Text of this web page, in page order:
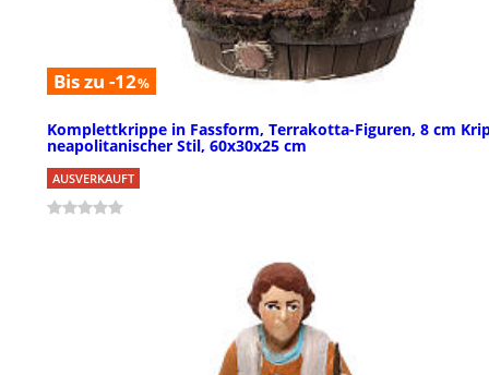
Bis zu -12%
Komplettkrippe in Fassform, Terrakotta-Figuren, 8 cm
neapolitanischer Stil, 60x30x25 cm
AUSVERKAUFT